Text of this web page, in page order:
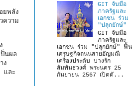
ยพลัง
ความ
นผล
ง
และ
GIT จับมือ
ภาครัฐและ
เอกชน ร่วม
"ปลุกยักษ์"
GIT จับมือ
ภาครัฐและ
เอกชน ร่วม "ปลุกยักษ์" ฟื้น
เศรษฐกิจถนนสายอัญมณี
เครื่องประดับ บางรัก
สัมพันธวงศ์ พระนคร 25
กันยายน 2567 เปิดตั...